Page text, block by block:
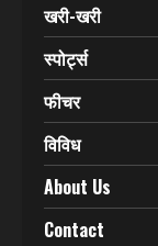
खरी-खरी
स्पोर्ट्स
फीचर
विविध
About Us
Contact